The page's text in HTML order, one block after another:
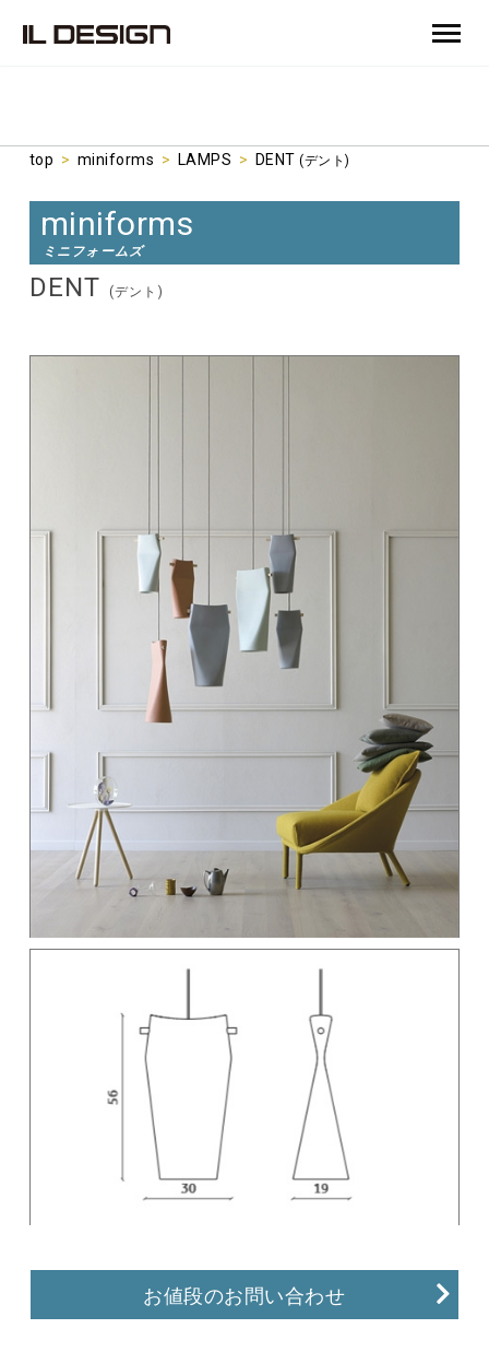
top > miniforms > LAMPS > DENT(デント)
miniforms
ミニフォームズ
DENT (デント)
お値段のお問い合わせ